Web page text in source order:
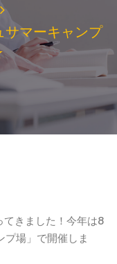
マーキャンプ
きました！今年は8
プ場」で開催しま